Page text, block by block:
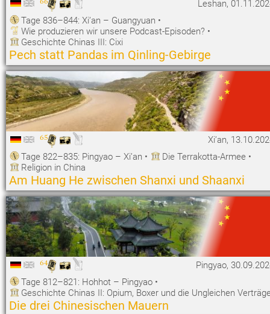
Leshan,
Tage 836–844: Xi’an – Guangyuan •
Wie produzieren wir unsere Podcast-Episoden? •
Geschichte Chinas III: Cixi
Pech statt Pandas im Qinling-Gebirge
65
Xi’an,
Tage 822–835: Pingyao – Xi’an • Die Terrakotta-Armee •
Religion in China
Am Huang He zwischen Shanxi und Shaanxi
64
Pingyao,
Tage 812–821: Hohhot – Pingyao •
Geschichte Chinas II: Opium, Boxer und die Ungleichen
Die drei Chinesischen Mauern